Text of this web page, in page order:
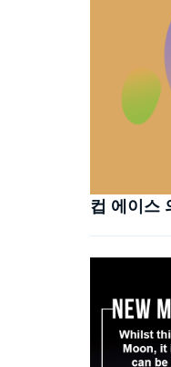
컵 에이스